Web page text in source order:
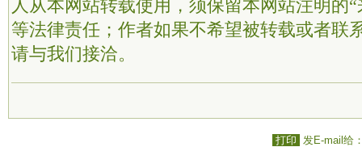
人从本网站转载使用，须保留本网站注明的
等法律责任；作者如果不希望被转载或者联
请与我们接洽。
打印 发E-mail给